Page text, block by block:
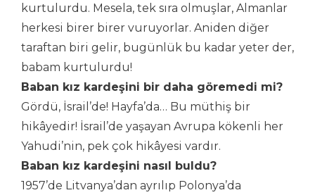
kurtulurdu. Mesela, tek sıra olmuşlar, Almanlar
herkesi birer birer vuruyorlar. Aniden diğer
taraftan biri gelir, bugünlük bu kadar yeter der,
babam kurtulurdu!
Baban kız kardeşini bir daha göremedi mi?
Gördü, İsrail’de! Hayfa’da… Bu müthiş bir
hikâyedir! İsrail’de yaşayan Avrupa kökenli her
Yahudi’nin, pek çok hikâyesi vardır.
Baban kız kardeşini nasıl buldu?
1957’de Litvanya’dan ayrılıp Polonya’da